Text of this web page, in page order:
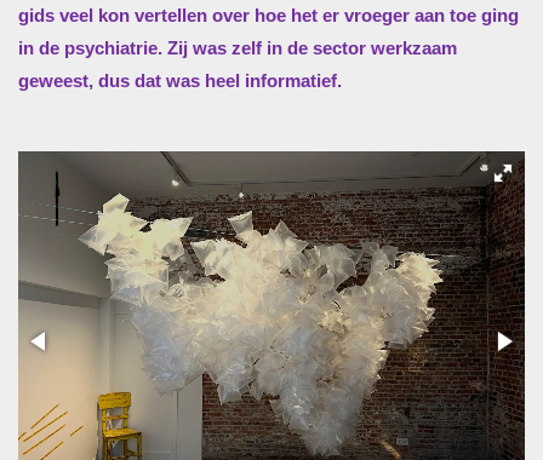
gids veel kon vertellen over hoe het er vroeger aan toe ging
in de psychiatrie. Zij was zelf in de sector werkzaam
geweest, dus dat was heel informatief.